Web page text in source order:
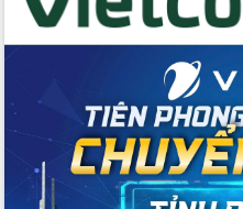
Chương trình “Gặp gỡ hữu nghị –
Friendship Meeting New Year 2026”
Bầu cử Quốc hội và HĐND: Cử tri Đắk
Lắk gửi gắm niềm tin, kỳ vọng vào lá
Đắk Lắk sẵn sàng các điều kiện cho
Ngày hội bầu cử đại biểu Quốc hội
khóa XVI và HĐND các cấp nhiệm kỳ